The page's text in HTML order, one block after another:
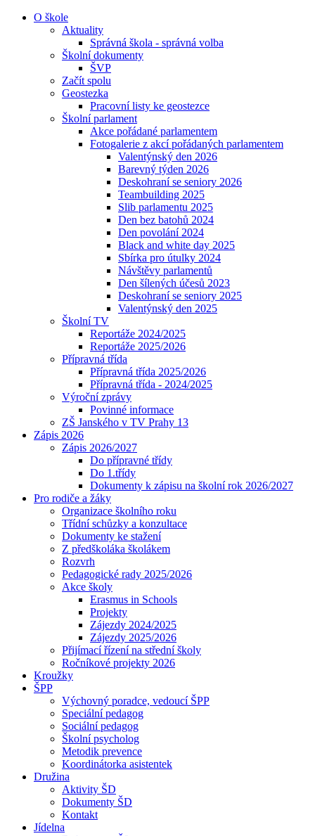
O škole
Aktuality
Správná škola - správná volba
Školní dokumenty
ŠVP
Začít spolu
Geostezka
Pracovní listy ke geostezce
Školní parlament
Akce pořádané parlamentem
Fotogalerie z akcí pořádaných parlamentem
Valentýnský den 2026
Barevný týden 2026
Deskohraní se seniory 2026
Teambuilding 2025
Slib parlamentu 2025
Den bez batohů 2024
Den povolání 2024
Black and white day 2025
Sbírka pro útulky 2024
Návštěvy parlamentů
Den šílených účesů 2023
Deskohraní se seniory 2025
Valentýnský den 2025
Školní TV
Reportáže 2024/2025
Reportáže 2025/2026
Přípravná třída
Přípravná třída 2025/2026
Přípravná třída - 2024/2025
Výroční zprávy
Povinné informace
ZŠ Janského v TV Prahy 13
Zápis 2026
Zápis 2026/2027
Do přípravné třídy
Do 1.třídy
Dokumenty k zápisu na školní rok 2026/2027
Pro rodiče a žáky
Organizace školního roku
Třídní schůzky a konzultace
Dokumenty ke stažení
Z předškoláka školákem
Rozvrh
Pedagogické rady 2025/2026
Akce školy
Erasmus in Schools
Projekty
Zájezdy 2024/2025
Zájezdy 2025/2026
Přijímací řízení na střední školy
Ročníkové projekty 2026
Kroužky
ŠPP
Výchovný poradce, vedoucí ŠPP
Speciální pedagog
Sociální pedagog
Školní psycholog
Metodik prevence
Koordinátorka asistentek
Družina
Aktivity ŠD
Dokumenty ŠD
Kontakt
Jídelna